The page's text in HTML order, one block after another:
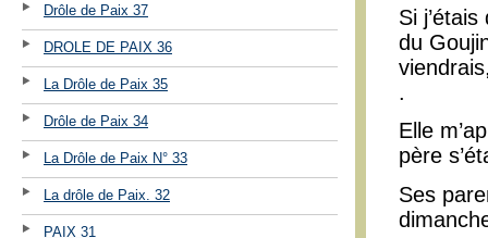
Drôle de Paix 37
DROLE DE PAIX 36
La Drôle de Paix 35
Drôle de Paix 34
La Drôle de Paix N° 33
La drôle de Paix. 32
PAIX 31
Si
du
.
Elle
père
Ses